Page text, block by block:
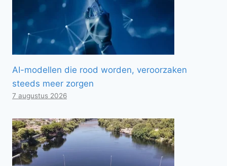
AI-modellen die rood worden, veroorzaken
steeds meer zorgen
7 augustus 2026